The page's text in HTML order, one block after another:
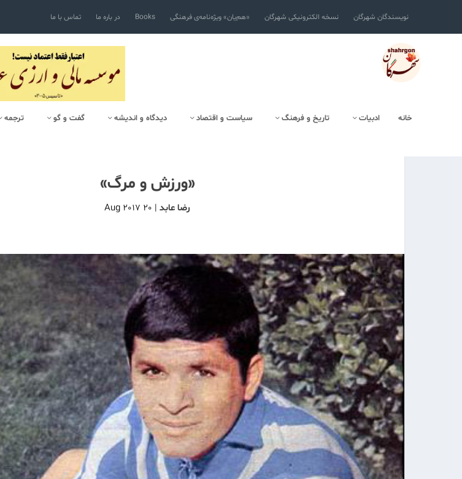
نویسندگان شهرگان نسخه الکترونیکی شهرگان «هم‌یان» ویژه‌نامه‌ی فرهنگی Books در باره ما تماس با ما
خانه ادبیات تاریخ و فرهنگ سیاست و اقتصاد دیدگاه و اندیشه گفت و گو ترجمه
«ورزش و مرگ»
رضا عابد|
20 Aug 2017